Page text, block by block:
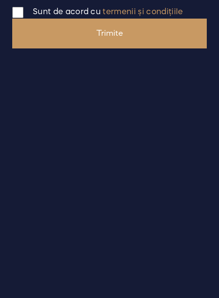
Experiențe
Sunt de acord cutermenii și condițiile